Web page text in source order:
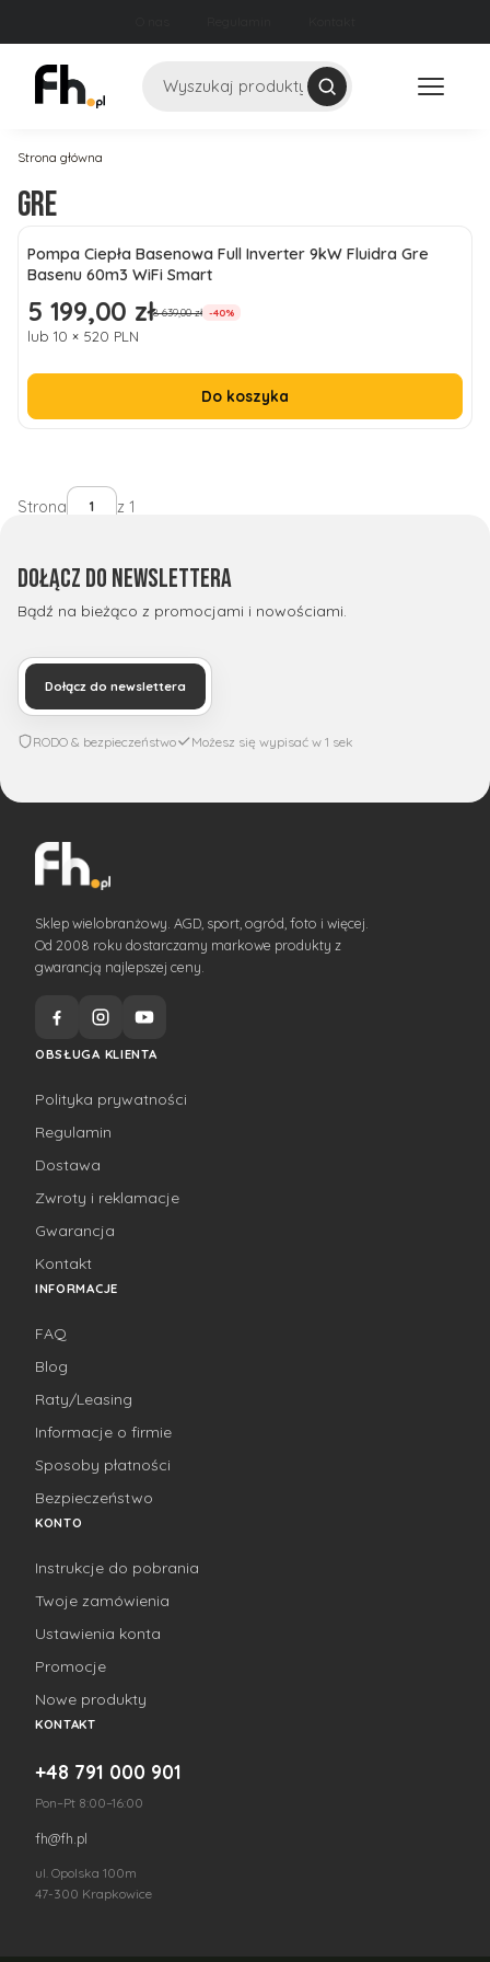
Szukaj
Strona główna
Gre
Lista produktów
Pompa Ciepła Basenowa Full Inverter 9kW Fluidra Gre
Basenu 60m3 WiFi Smart
Cena promocyjna
5 199,00 zł8 639,00 zł -40%
lub 10 × 520 PLN
Do koszyka
Strona z 1
Dołącz do newslettera
Bądź na bieżąco z promocjami i nowościami.
Dołącz do newslettera
RODO & bezpieczeństwo Możesz się wypisać w 1 sek
Sklep wielobranżowy. AGD, sport, ogród, foto i więcej.
Od 2008 roku dostarczamy markowe produkty z
gwarancją najlepszej ceny.
OBSŁUGA KLIENTA
Polityka prywatności
Regulamin
Dostawa
Zwroty i reklamacje
Gwarancja
Kontakt
INFORMACJE
FAQ
Blog
Raty/Leasing
Informacje o firmie
Sposoby płatności
Bezpieczeństwo
KONTO
Instrukcje do pobrania
Twoje zamówienia
Ustawienia konta
Promocje
Nowe produkty
KONTAKT
+48 791 000 901
Pon–Pt 8:00–16:00
fh@fh.pl
ul. Opolska 100m
47-300 Krapkowice